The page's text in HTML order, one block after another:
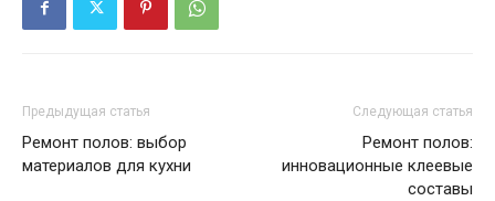
Предыдущая статья
Ремонт полов: выбор
материалов для кухни
Следующая статья
Ремонт полов:
инновационные клеевые
составы